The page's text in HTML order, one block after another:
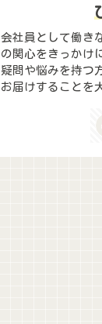
会社員として働き
の関心をきっかけ
疑問や悩みを持つ
お届けすることを